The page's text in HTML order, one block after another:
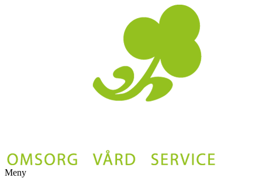
Meny